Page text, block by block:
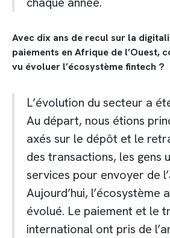
Avec dix ans de recul sur la
paiements en Afrique de l’Ouest,
vu évoluer l’écosystème fintech ?
L’évolution du secteur a
Au départ, nous étions
axés sur le dépôt et le
des transactions, les gens
services pour envoyer de
Aujourd’hui, l’écosystème
évolué. Le paiement et le
international ont pris de